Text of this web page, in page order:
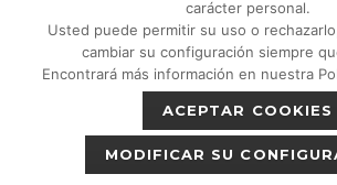
© 2018 - 2026 | CAFE |
Semisotano. Madrid (28020) |
privacidad|Política de cookies|
carácter personal.
Usted puede permitir su uso o
cambiar su configuración siempre
Encontrará más información en nuestra
ACEPTAR COOKIES
MODIFICAR SU